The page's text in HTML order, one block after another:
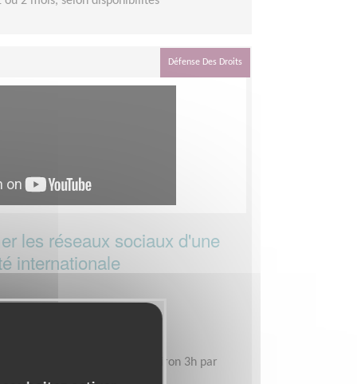
Défense Des Droits
les réseaux sociaux d'une
internationale
selon votre disponibilité, environ 3h par